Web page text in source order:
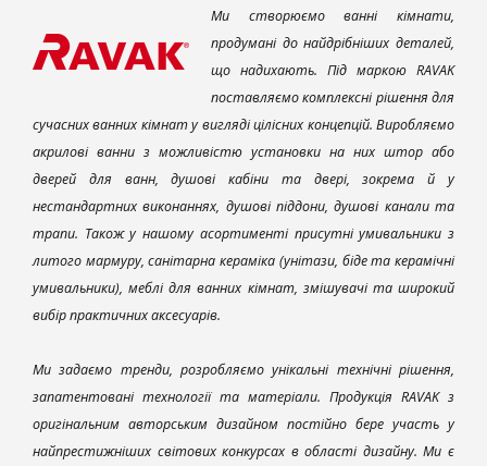
Ми створюємо ванні кімнати,
продумані до найдрібніших деталей,
що надихають. Під маркою RAVAK
поставляємо комплексні рішення для
сучасних ванних кімнат у вигляді цілісних концепцій. Виробляємо
акрилові ванни з можливістю установки на них штор або
дверей для ванн, душові кабіни та двері, зокрема й у
нестандартних виконаннях, душові піддони, душові канали та
трапи. Також у нашому асортименті присутні умивальники з
литого мармуру, санітарна кераміка (унітази, біде та керамічні
умивальники), меблі для ванних кімнат, змішувачі та широкий
вибір практичних аксесуарів.
Ми задаємо тренди, розробляємо унікальні технічні рішення,
запатентовані технології та матеріали. Продукція RAVAK з
оригінальним авторським дизайном постійно бере участь у
найпрестижніших світових конкурсах в області дизайну. Ми є